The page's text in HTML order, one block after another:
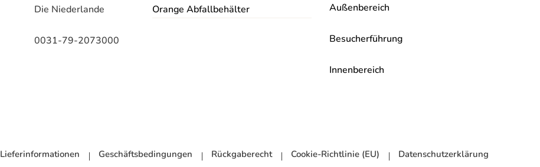
Die Niederlande
0031-79-2073000
Orange Abfallbehälter
Außenbereich
Besucherführung
Innenbereich
Lieferinformationen Geschäftsbedingungen Rückgaberecht Cookie-Richtlinie (EU) Datenschutzerklärung